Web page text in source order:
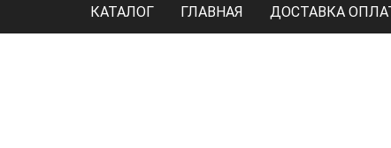
КАТАЛОГ ГЛАВНАЯ ДОСТАВКА